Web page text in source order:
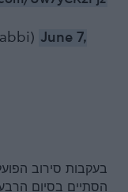
June 7,
בעקבות סירוב
הסתיים בסיום